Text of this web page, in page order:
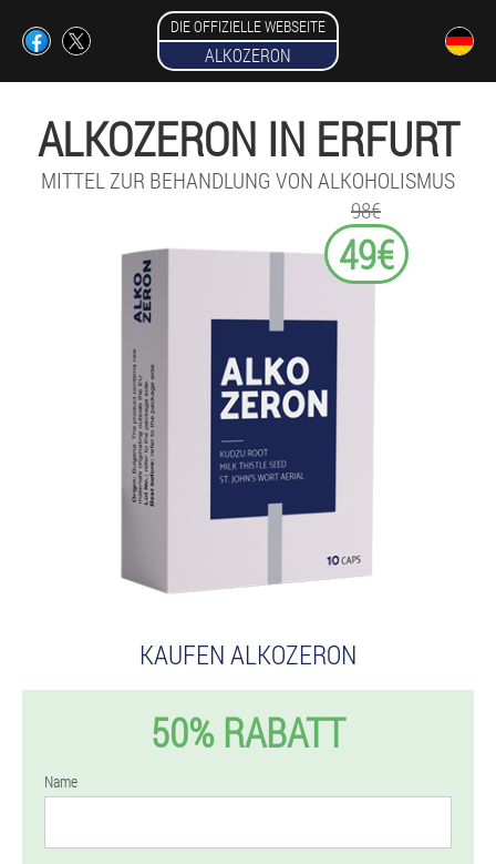
DIE OFFIZIELLE WEBSEITE
ALKOZERON
ALKOZERON IN ERFURT
MITTEL ZUR BEHANDLUNG VON ALKOHOLISMUS
98€
49€
KAUFEN ALKOZERON
50% RABATT
Name